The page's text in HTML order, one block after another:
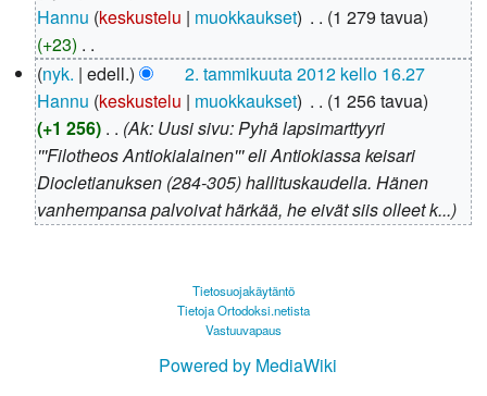
2012
Hannu keskustelu muokkaukset
1 279 tavua
+23
E
i
m
u
o
k
k
nyk. edell.
2. tammikuuta 2012 kello 16.27
Hannu keskustelu muokkaukset
1 256 tavua
+1 256 ‎
Ak: Uusi sivu: Pyhä lapsimarttyyri
'''Filotheos Antiokialainen''' eli Antiokiassa keisari
Diocletianuksen (284-305) hallituskaudella. Hänen
vanhempansa palvoivat härkää, he eivät siis olleet k...
Tietosuojakäytäntö
Tietoja Ortodoksi.netista
Vastuuvapaus
Powered by MediaWiki